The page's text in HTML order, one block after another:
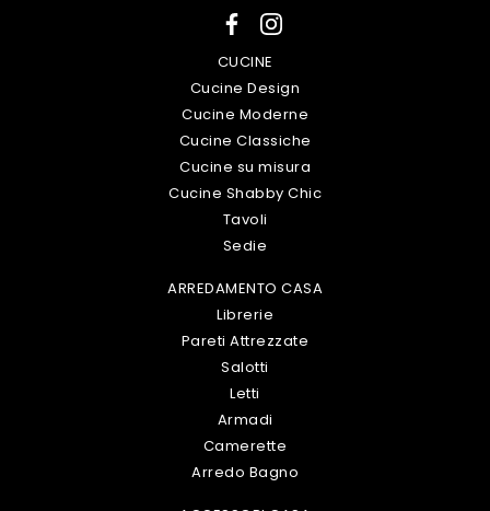
CUCINE
Cucine Design
Cucine Moderne
Cucine Classiche
Cucine su misura
Cucine Shabby Chic
Tavoli
Sedie
ARREDAMENTO CASA
Librerie
Pareti Attrezzate
Salotti
Letti
Armadi
Camerette
Arredo Bagno